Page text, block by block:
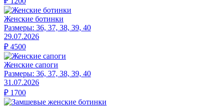
Женские ботинки
Размеры: 36, 37, 38, 39, 40
29.07.2026
₽ 4500
Женские сапоги
Размеры: 36, 37, 38, 39, 40
31.07.2026
₽ 1700